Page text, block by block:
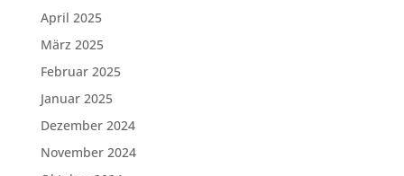
April 2025
März 2025
Februar 2025
Januar 2025
Dezember 2024
November 2024